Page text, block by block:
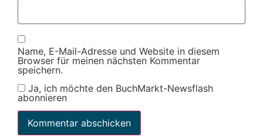
Name, E-Mail-Adresse und Website in diesem
Browser für meinen nächsten Kommentar
speichern.
Ja, ich möchte den BuchMarkt-Newsflash
abonnieren